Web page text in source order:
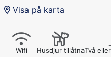
Visa på karta
Wifi Husdjur tillåtnaTvå